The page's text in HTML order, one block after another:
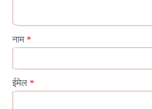
नाम *
ईमेल *